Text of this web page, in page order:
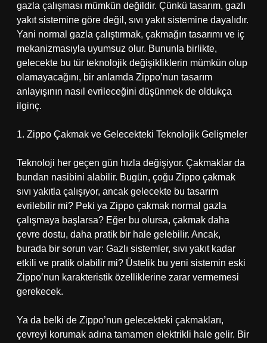
gazla çalışması mümkün değildir. Çünkü tasarım, gazlı
yakıt sistemine göre değil, sıvı yakıt sistemine dayalıdır.
Yani normal gazla çalıştırmak, çakmağın tasarımı ve iç
mekanizmasıyla uyumsuz olur. Bununla birlikte,
gelecekte bu tür teknolojik değişikliklerin mümkün olup
olamayacağını, bir anlamda Zippo’nun tasarım
anlayışının nasıl evrileceğini düşünmek de oldukça
ilginç.
1. Zippo Çakmak ve Gelecekteki Teknolojik Gelişmeler
Teknoloji her geçen gün hızla değişiyor. Çakmaklar da
bundan nasibini alabilir. Bugün, çoğu Zippo çakmak
sıvı yakıtla çalışıyor, ancak gelecekte bu tasarım
evrilebilir mi? Peki ya Zippo çakmak normal gazla
çalışmaya başlarsa? Eğer bu olursa, çakmak daha
çevre dostu, daha pratik bir hale gelebilir. Ancak,
burada bir sorun var: Gazlı sistemler, sıvı yakıt kadar
etkili ve pratik olabilir mi? Üstelik bu yeni sistemin eski
Zippo’nun karakteristik özelliklerine zarar vermemesi
gerekecek.
Ya da belki de Zippo’nun gelecekteki çakmakları,
çevreyi korumak adına tamamen elektrikli hale gelir. Bir